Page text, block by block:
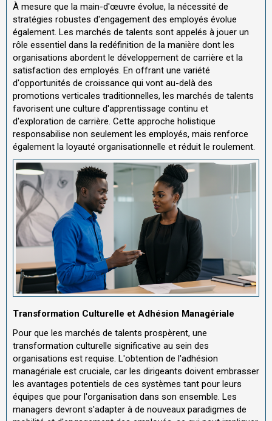
À mesure que la main-d'œuvre évolue, la nécessité de
stratégies robustes d'engagement des employés évolue
également. Les marchés de talents sont appelés à jouer un
rôle essentiel dans la redéfinition de la manière dont les
organisations abordent le développement de carrière et la
satisfaction des employés. En offrant une variété
d'opportunités de croissance qui vont au-delà des
promotions verticales traditionnelles, les marchés de talents
favorisent une culture d'apprentissage continu et
d'exploration de carrière. Cette approche holistique
responsabilise non seulement les employés, mais renforce
également la loyauté organisationnelle et réduit le roulement.
Transformation Culturelle et Adhésion Managériale
Pour que les marchés de talents prospèrent, une
transformation culturelle significative au sein des
organisations est requise. L'obtention de l'adhésion
managériale est cruciale, car les dirigeants doivent embrasser
les avantages potentiels de ces systèmes tant pour leurs
équipes que pour l'organisation dans son ensemble. Les
managers devront s'adapter à de nouveaux paradigmes de